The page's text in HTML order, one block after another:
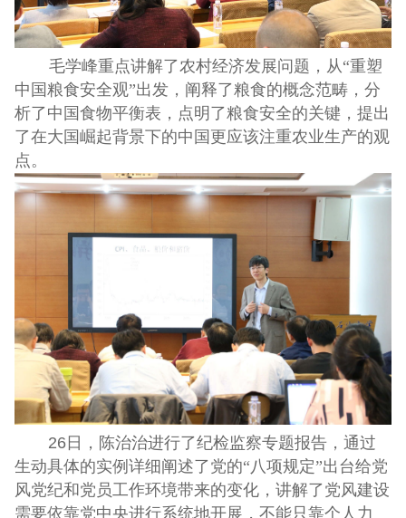
毛学峰重点讲解了农村经济发展问题，从“重塑
中国粮食安全观”出发，阐释了粮食的概念范畴，分
析了中国食物平衡表，点明了粮食安全的关键，提出
了在大国崛起背景下的中国更应该注重农业生产的观
点。
26日，陈治治进行了纪检监察专题报告，通过
生动具体的实例详细阐述了党的“八项规定”出台给党
风党纪和党员工作环境带来的变化，讲解了党风建设
需要依靠党中央进行系统地开展，不能只靠个人力